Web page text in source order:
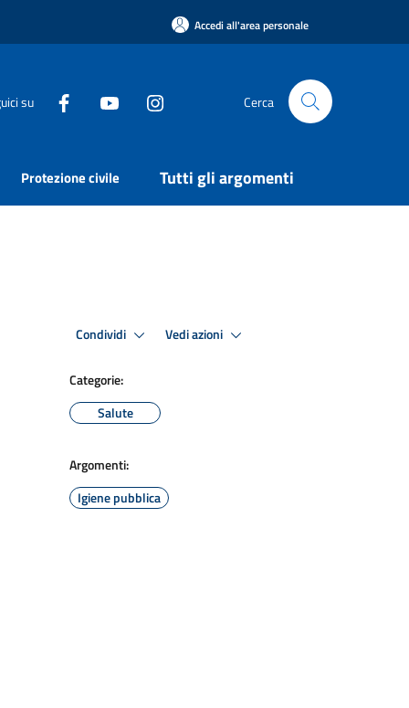
Accedi all'area personale
su Cerca
Protezione civile Tutti gli argomenti
Condividi Vedi azioni
Categorie:
Salute
Argomenti:
Igiene pubblica